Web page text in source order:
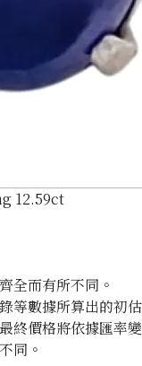
12.59ct
全而有所不同。
等數據所算出的初估
終價格將依據匯率變
同。